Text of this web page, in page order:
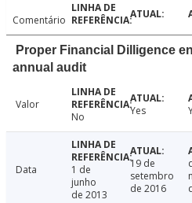
Comentário
Proper Financial Dilligence
annual audit
Valor
No
Yes
Data
1 de
junho
de 2013
19 de
setembro
de 2016